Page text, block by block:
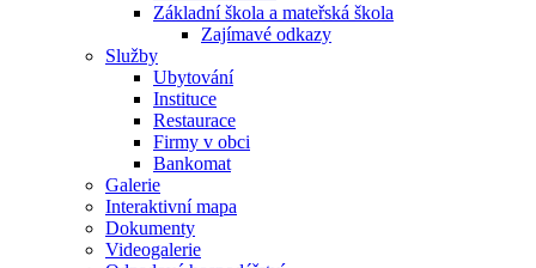
Základní škola a mateřská škola
Zajímavé odkazy
Služby
Ubytování
Instituce
Restaurace
Firmy v obci
Bankomat
Galerie
Interaktivní mapa
Dokumenty
Videogalerie